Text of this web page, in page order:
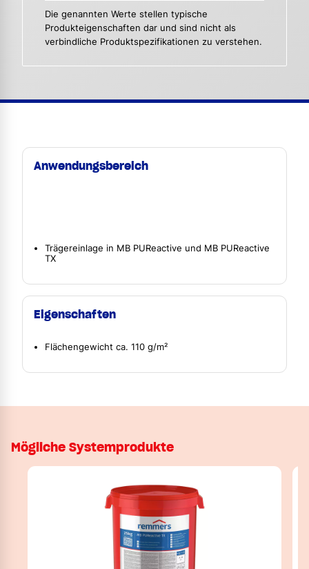
Die genannten Werte stellen typische
Produkteigenschaften dar und sind nicht als
verbindliche Produktspezifikationen zu verstehen.
Anwendungsbereich
Trägereinlage in MB PUReactive und MB PUReactive
TX
Eigenschaften
Flächengewicht ca. 110 g/m²
Mögliche Systemprodukte